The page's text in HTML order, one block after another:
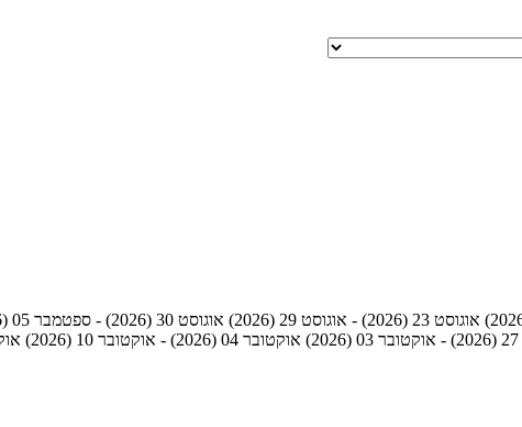
אוגוסט 23 (2026) - אוגוסט 29 (2026) אוגוסט 30 (2026) - ספטמבר 05 (2026)
אוקטובר 04 (2026) - אוקטובר 10 (2026) אוקטובר